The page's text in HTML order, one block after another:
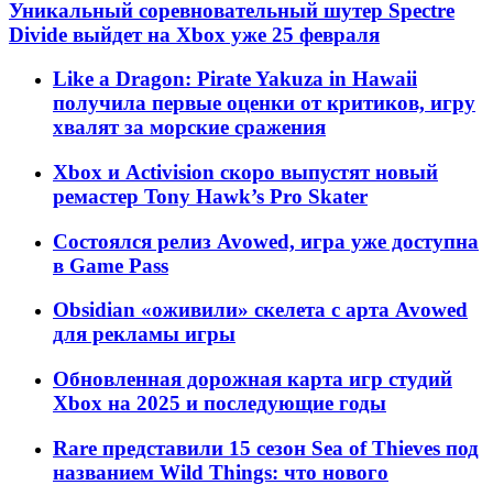
Уникальный соревновательный шутер Spectre
Divide выйдет на Xbox уже 25 февраля
Like a Dragon: Pirate Yakuza in Hawaii
получила первые оценки от критиков, игру
хвалят за морские сражения
Xbox и Activision скоро выпустят новый
ремастер Tony Hawk’s Pro Skater
Состоялся релиз Avowed, игра уже доступна
в Game Pass
Obsidian «оживили» скелета с арта Avowed
для рекламы игры
Обновленная дорожная карта игр студий
Xbox на 2025 и последующие годы
Rare представили 15 сезон Sea of Thieves под
названием Wild Things: что нового